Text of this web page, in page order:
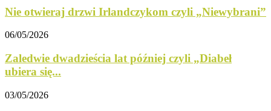
Nie otwieraj drzwi Irlandczykom czyli „Niewybrani”
06/05/2026
Zaledwie dwadzieścia lat później czyli „Diabeł
ubiera się...
03/05/2026